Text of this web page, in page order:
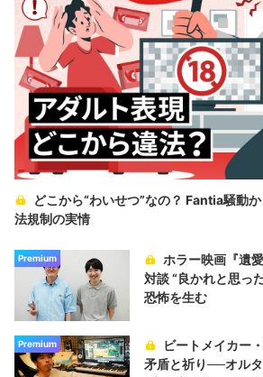
どこから“わいせつ”なの？ Fantia騒動
法規制の実情
Premium
ホラー映画『遺
対談 “良かれと思っ
恐怖を生む
Premium
ビートメイカー
矛盾と祈り──オル